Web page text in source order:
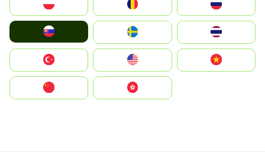
United States
中國香港特別行政區